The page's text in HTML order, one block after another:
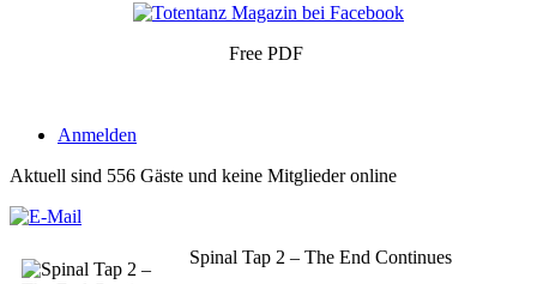
Free PDF
Anmelden
Aktuell sind 556 Gäste und keine Mitglieder online
Spinal Tap 2 – The End Continues